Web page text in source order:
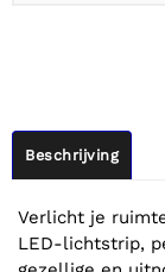
Beschrijving
Verlicht je
LED-lichtstrip,